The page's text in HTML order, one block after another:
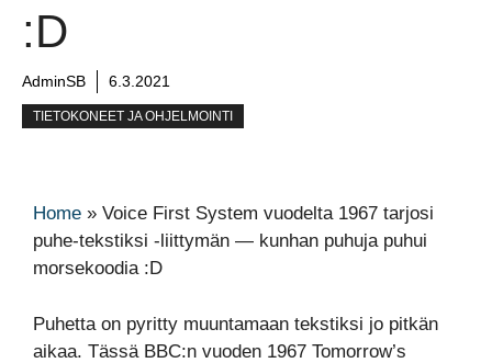
:D
AdminSB 6.3.2021
TIETOKONEET JA OHJELMOINTI
Home » Voice First System vuodelta 1967 tarjosi
puhe-tekstiksi -liittymän — kunhan puhuja puhui
morsekoodia :D
Puhetta on pyritty muuntamaan tekstiksi jo pitkän
aikaa. Tässä BBC:n vuoden 1967 Tomorrow’s